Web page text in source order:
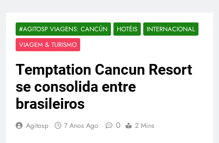
#AGITOSP VIAGENS: CANCÚN HOTÉIS
INTERNACIONAL
VIAGEM & TURISMO
Temptation Cancun Resort
se consolida entre
brasileiros
Agitosp 7 Anos Ago 0 2 Mins